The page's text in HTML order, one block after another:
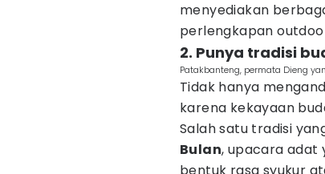
menyediakan
perlengkapan
2. Punya tradisi
Patakbanteng, permata Dieng
Tidak hanya
karena kekayaan
Salah satu tradisi
Bulan, upacara adat